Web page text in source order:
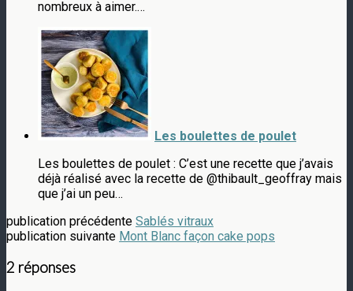
nombreux à aimer.…
Les boulettes de poulet
Les boulettes de poulet : C’est une recette que j’avais
déjà réalisé avec la recette de @thibault_geoffray mais
que j’ai un peu…
publication précédente Sablés vitraux
publication suivante Mont Blanc façon cake pops
2 réponses